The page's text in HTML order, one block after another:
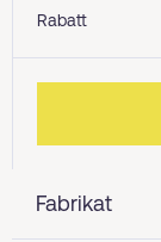
Fabrikat
Rabatt